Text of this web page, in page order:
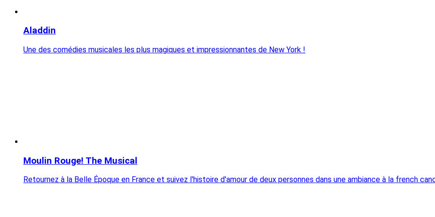
Aladdin
Une des comédies musicales les plus magiques et impressionnantes de New York !
Moulin Rouge! The Musical
Retournez à la Belle Époque en France et suivez l'histoire d'amour de deux personnes dans une ambiance à la french